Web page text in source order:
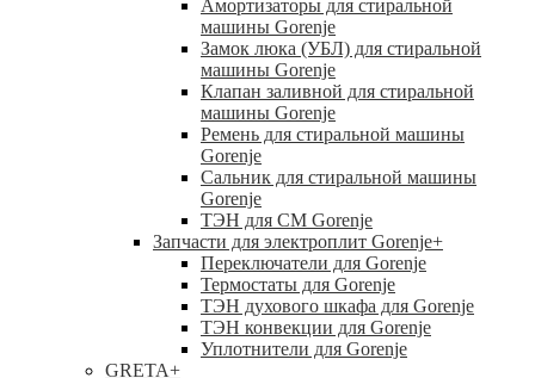
Амортизаторы для стиральной
машины Gorenje
Замок люка (УБЛ) для стиральной
машины Gorenje
Клапан заливной для стиральной
машины Gorenje
Ремень для стиральной машины
Gorenje
Сальник для стиральной машины
Gorenje
ТЭН для СМ Gorenje
Запчасти для электроплит Gorenje+
Переключатели для Gorenje
Термостаты для Gorenje
ТЭН духового шкафа для Gorenje
ТЭН конвекции для Gorenje
Уплотнители для Gorenje
GRETA+